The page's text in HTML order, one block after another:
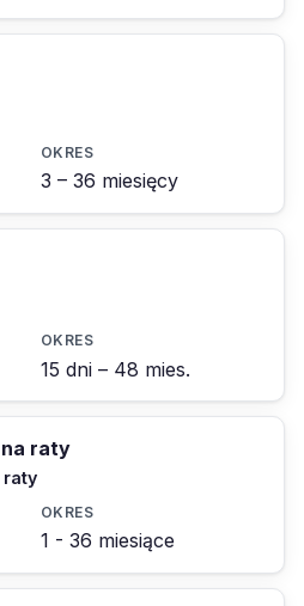
3 – 36 miesięcy
15 dni – 48 mies.
raty
raty
1 - 36 miesiące